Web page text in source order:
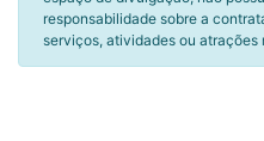
responsabilidade sobre a
serviços, atividades ou atrações